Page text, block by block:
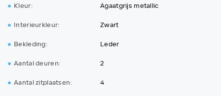
Kleur:
Agaatgrijs metallic
Interieurkleur:
Zwart
Bekleding:
Leder
Aantal deuren:
2
Aantal zitplaatsen:
4